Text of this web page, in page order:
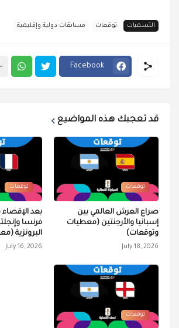
التسميات توقعات مسابقات دولية وإقليمية
Facebook
قد تعجبك هذه المواضيع
توقعات
صراع العرش العالمي بين
إسبانيا والأرجنتين (معطيات
وتوقعات)
July 18, 2026
توقعات
بعد
فرنسا
البرونزية
July 16, 2026
توقعات